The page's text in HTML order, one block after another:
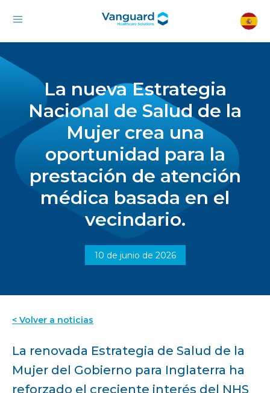
La nueva Estrategia
Nacional de Salud de la
Mujer crea una
oportunidad para la
prestación de atención
médica basada en el
vecindario.
10 de junio de 2026
< Volver a noticias
La renovada Estrategia de Salud de la
Mujer del Gobierno para Inglaterra ha
reforzado el creciente interés del NHS